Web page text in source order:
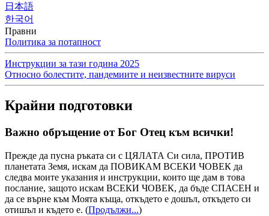
日本語
한국어
Правни
Политика за потапност
Инструкции за тази година 2025
Относно болестите, пандемиите и неизвестните вируси
Крайни подготовки
Важно обръщение от Бог Отец към всички!
Прежде да пусна ръката си с ЦЯЛАТА Си сила, ПРОТИВ
планетата Земя, искам да ПОВИКАМ ВСЕКИ ЧОВЕК да
следва моите указания и инструкции, които ще дам в това
послание, защото искам ВСЕКИ ЧОВЕК, да бъде СПАСЕН и
да се върне към Моята къща, откъдето е дошъл, откъдето си
отишъл и където е. (Продължи...)